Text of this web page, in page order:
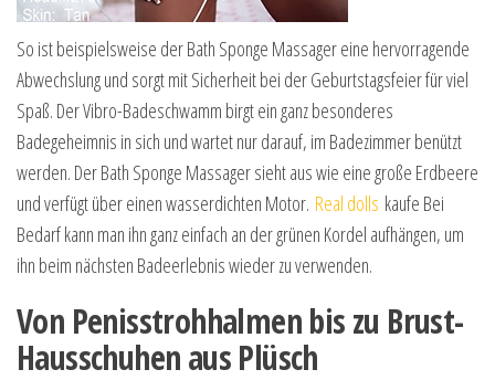
So ist beispielsweise der Bath Sponge Massager eine hervorragende
Abwechslung und sorgt mit Sicherheit bei der Geburtstagsfeier für viel
Spaß. Der Vibro-Badeschwamm birgt ein ganz besonderes
Badegeheimnis in sich und wartet nur darauf, im Badezimmer benützt
werden. Der Bath Sponge Massager sieht aus wie eine große Erdbeere
und verfügt über einen wasserdichten Motor. Real dolls kaufe Bei
Bedarf kann man ihn ganz einfach an der grünen Kordel aufhängen, um
ihn beim nächsten Badeerlebnis wieder zu verwenden.
Von Penisstrohhalmen bis zu Brust-
Hausschuhen aus Plüsch